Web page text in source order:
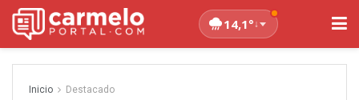
14,1°↓
Inicio Destacado